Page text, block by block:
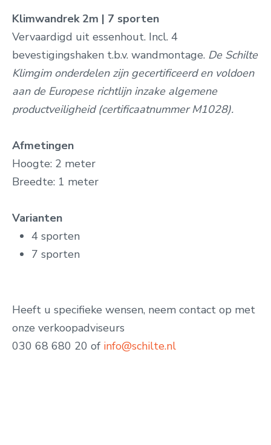
Klimwandrek 2m | 7 sporten
Vervaardigd uit essenhout. Incl. 4
bevestigingshaken t.b.v. wandmontage. De Schilte
Klimgim onderdelen zijn gecertificeerd en voldoen
aan de Europese richtlijn inzake algemene
productveiligheid (certificaatnummer M1028).
Afmetingen
Hoogte: 2 meter
Breedte: 1 meter
Varianten
4 sporten
7 sporten
Heeft u specifieke wensen, neem contact op met
onze verkoopadviseurs
030 68 680 20 of info@schilte.nl